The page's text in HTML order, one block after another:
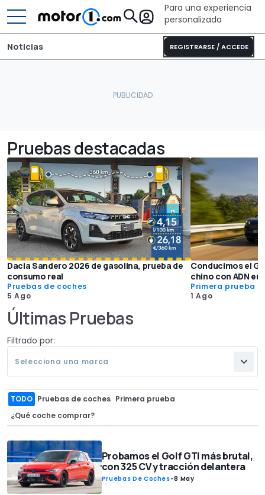
Para una experiencia
personalizada
REGISTRARSE / ACCEDE
Noticias
Pruebas destacadas
Dacia Sandero 2026 de gasolina, prueba de
consumo real
Pruebas de coches
5 Ago
Conducimos el
chino con ADN
Primera prueba
1 Ago
Últimas Pruebas
Filtrado por:
Selecciona una marca
TODO Pruebas de coches Primera prueba
¿Qué coche comprar?
Probamos el Golf GTI más brutal,
con 325 CV y tracción delantera
Pruebas De Coches-8 May